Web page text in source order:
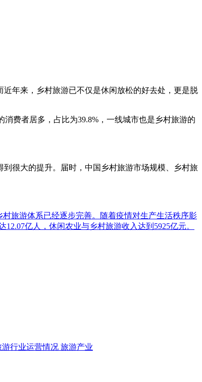
年来，乡村旅游已不仅是休闲放松的好去处，更是脱
费者居多，占比为39.8%，一线城市也是乡村旅游的
很大的提升。届时，中国乡村旅游市场规模、乡村旅
旅游体系已经逐步完善。随着疫情对生产生活秩序影
亿人，休闲农业与乡村旅游收入达到5925亿元。
行业运营情况 旅游产业